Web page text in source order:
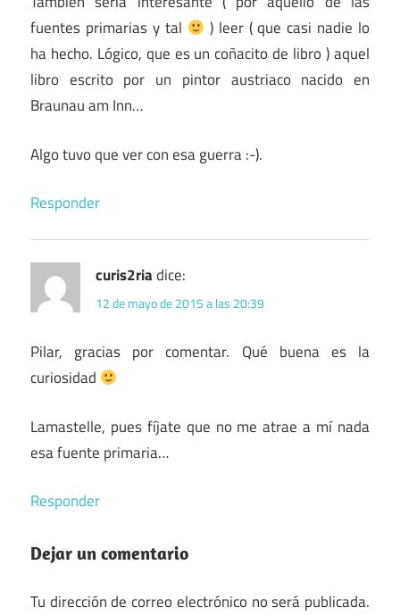
fuentes primarias y tal
) leer ( que casi nadie lo
ha hecho. Lógico, que es un coñacito de libro ) aquel
libro escrito por un pintor austriaco nacido en
Braunau am Inn…
Algo tuvo que ver con esa guerra :-).
Responder
curis2riadice:
12 de mayo de 2015 a las 20:39
Pilar, gracias por comentar. Qué buena es la
curiosidad
Lamastelle, pues fíjate que no me atrae a mí nada
esa fuente primaria…
Responder
Dejar un comentario
Tu dirección de correo electrónico no será publicada.